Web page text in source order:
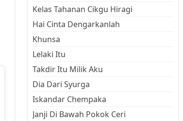
Kelas Tahanan Cikgu Hiragi
Hai Cinta Dengarkanlah
Khunsa
Lelaki Itu
Takdir Itu Milik Aku
Dia Dari Syurga
Iskandar Chempaka
Janji Di Bawah Pokok Ceri